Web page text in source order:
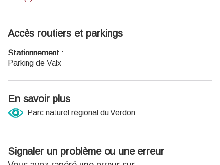
Accès routiers et parkings
Stationnement :
Parking de Valx
En savoir plus
Parc naturel régional du Verdon
Signaler un problème ou une erreur